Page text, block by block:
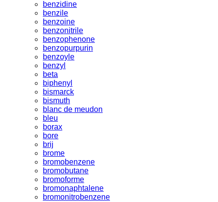
benzidine
benzile
benzoine
benzonitrile
benzophenone
benzopurpurin
benzoyle
benzyl
beta
biphenyl
bismarck
bismuth
blanc de meudon
bleu
borax
bore
brij
brome
bromobenzene
bromobutane
bromoforme
bromonaphtalene
bromonitrobenzene